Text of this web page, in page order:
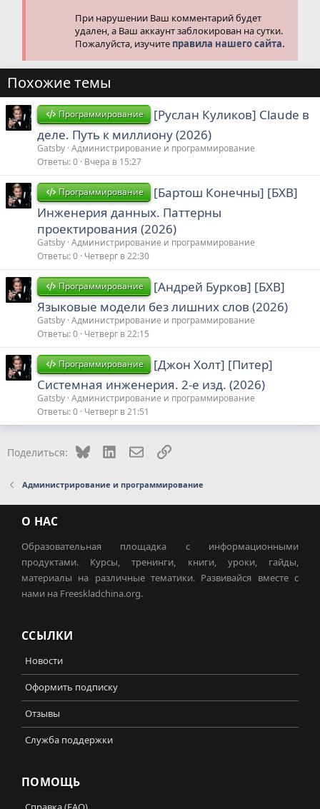
При нарушении Ваш комментарий будет
удален, а Ваш аккаунт заблокирован на сутки.
Пожалуйста, изучите правила нашего сайта.
Похожие темы
Программирование
[Руслан Куликов] Claude в
деле. Путь к миллиону (2026)
Gatsby Администрирование и программирование
Ответы 0 Вчера в 15:27
Программирование
[Бартош Конечны] [БХВ]
Инженерия данных. Паттерны
проектирования (2026)
Gatsby Администрирование и программирование
Ответы 0 Четверг в 22:30
Программирование
[Андрей Бурков] [БХВ]
Языковые модели без лишних слов (2026)
Gatsby Администрирование и программирование
Ответы 0 Четверг в 22:15
Программирование
[Джон Холт] [Питер]
Системная инженерия. 2-е изд. (2026)
Gatsby Администрирование и программирование
Ответы 0 Четверг в 21:51
Поделиться: Bluesky LinkedInЭлектронная почта
Ссылка
Администрирование и программирование
О НАС
Образовательная площадка с информационными
продуктами. Курсы, тренинги, книги, уроки, гайды,
материалы на различные тематики. Развивайся вместе с
нами на Freeskladchina.org.
ССЫЛКИ
Новости
Оформить подписку
Отзывы
Служба поддержки
ПОМОЩЬ